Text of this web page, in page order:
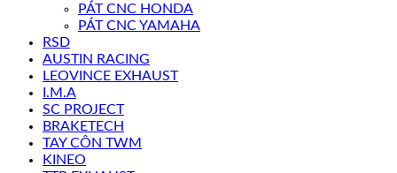
PÁT CNC HONDA
PÁT CNC YAMAHA
RSD
AUSTIN RACING
LEOVINCE EXHAUST
I.M.A
SC PROJECT
BRAKETECH
TAY CÔN TWM
KINEO